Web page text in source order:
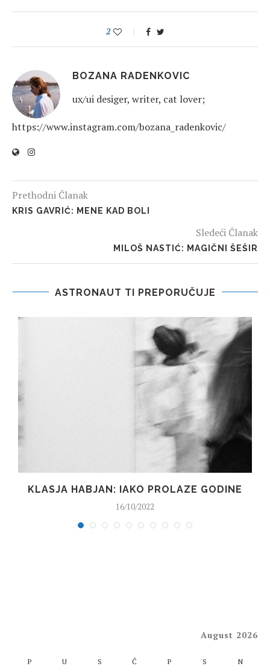
2
BOZANA RADENKOVIC
ux/ui desiger, writer, cat lover;
https://www.instagram.com/bozana_radenkovic/
Prethodni Članak
KRIS GAVRIĆ: MENE KAD BOLI
Sledeći Članak
MILOŠ NASTIĆ: MAGIČNI ŠEŠIR
ASTRONAUT TI PREPORUČUJE
KLASJA HABJAN: IAKO PROLAZE GODINE
16/10/2022
August 2026
P U S Č P S N